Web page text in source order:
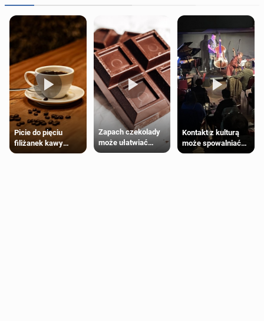
Picie do pięciu
filiżanek kawy
dziennie jest
Zapach czekolady
może ułatwiać
trening siłowy
Kontakt z kulturą
może spowalniać
starzenie